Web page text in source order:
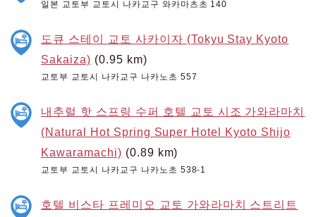
일본 교토부 교토시 나카교구 와카마츠초 140
도큐 스테이 교토 사카이자 (Tokyu Stay Kyoto
Sakaiza) (0.95 km)
교토부 교토시 나카교구 나카노초 557
내추럴 핫 스프링 수퍼 호텔 교토 시조 가와라마치
(Natural Hot Spring Super Hotel Kyoto Shijo
Kawaramachi) (0.89 km)
교토부 교토시 나카교구 나카노초 538-1
호텔 비스타 프레미오 교토 가와라마치 스트리트